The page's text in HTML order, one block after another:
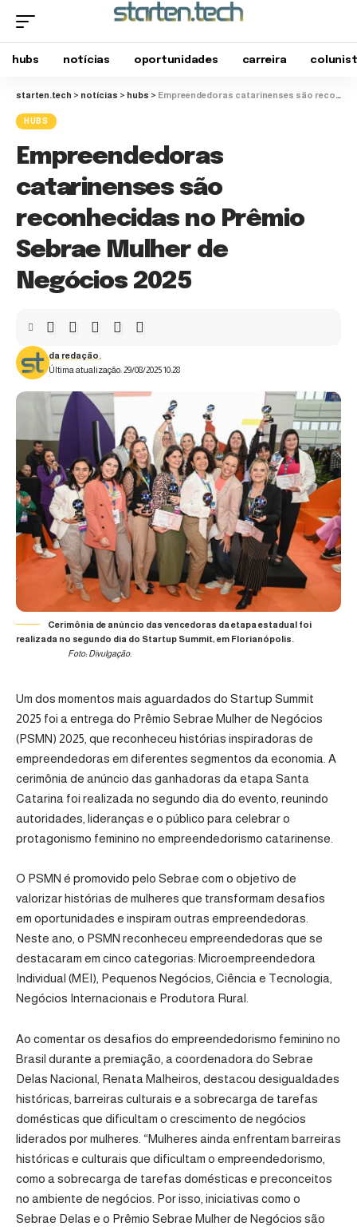
hubs notícias oportunidades carreira
starten.tech > notícias > hubs > Empreendedoras catarinenses são reconhecidas no Prêmio Sebrae Mulher de Negócios 2025
HUBS
Empreendedoras
catarinenses são
reconhecidas no Prêmio
Sebrae Mulher de
Negócios 2025
Última atualização: 29/08/2025 10:28
da redação.
Cerimônia de anúncio das vencedoras da etapa estadual foi
realizada no segundo dia do Startup Summit, em Florianópolis.
Foto: Divulgação.
Um dos momentos mais aguardados do Startup Summit
2025 foi a entrega do Prêmio Sebrae Mulher de Negócios
(PSMN) 2025, que reconheceu histórias inspiradoras de
empreendedoras em diferentes segmentos da economia. A
cerimônia de anúncio das ganhadoras da etapa Santa
Catarina foi realizada no segundo dia do evento, reunindo
autoridades, lideranças e o público para celebrar o
protagonismo feminino no empreendedorismo catarinense.
O PSMN é promovido pelo Sebrae com o objetivo de
valorizar histórias de mulheres que transformam desafios
em oportunidades e inspiram outras empreendedoras.
Neste ano, o PSMN reconheceu empreendedoras que se
destacaram em cinco categorias: Microempreendedora
Individual (MEI), Pequenos Negócios, Ciência e Tecnologia,
Negócios Internacionais e Produtora Rural.
Ao comentar os desafios do empreendedorismo feminino no
Brasil durante a premiação, a coordenadora do Sebrae
Delas Nacional, Renata Malheiros, destacou desigualdades
históricas, barreiras culturais e a sobrecarga de tarefas
domésticas que dificultam o crescimento de negócios
liderados por mulheres. “Mulheres ainda enfrentam barreiras
históricas e culturais que dificultam o empreendedorismo,
como a sobrecarga de tarefas domésticas e preconceitos
no ambiente de negócios. Por isso, iniciativas como o
Sebrae Delas e o Prêmio Sebrae Mulher de Negócios são